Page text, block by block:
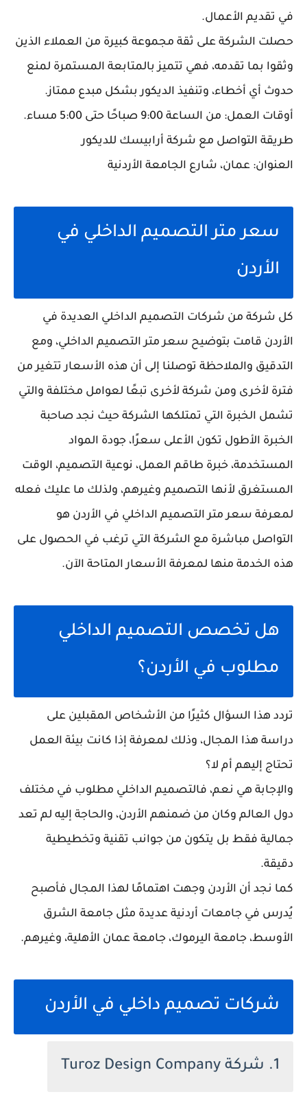
في تقديم الأعمال.
حصلت الشركة على ثقة مجموعة كبيرة من العملاء الذين
وثقوا بما تقدمه، فهي تتميز بالمتابعة المستمرة لمنع
حدوث أي أخطاء، وتنفيذ الديكور بشكل مبدع ممتاز.
أوقات العمل: من الساعة 9:00 صباحًا حتى 5:00 مساء.
طريقة التواصل مع شركة أرابيسك للديكور
العنوان: عمان، شارع الجامعة الأردنية
سعر متر التصميم الداخلي في
الأردن
كل شركة من شركات التصميم الداخلي العديدة في
الأردن قامت بتوضيح سعر متر التصميم الداخلي، ومع
التدقيق والملاحظة توصلنا إلى أن هذه الأسعار تتغير من
فترة لأخرى ومن شركة لأخرى تبعًا لعوامل مختلفة والتي
تشمل الخبرة التي تمتلكها الشركة حيث نجد صاحبة
الخبرة الأطول تكون الأعلى سعرًا، جودة المواد
المستخدمة، خبرة طاقم العمل، نوعية التصميم، الوقت
المستغرق لأنها التصميم وغيرهم، ولذلك ما عليك فعله
لمعرفة سعر متر التصميم الداخلي في الأردن هو
التواصل مباشرة مع الشركة التي ترغب في الحصول على
هذه الخدمة منها لمعرفة الأسعار المتاحة الآن.
هل تخصص التصميم الداخلي
مطلوب في الأردن؟
تردد هذا السؤال كثيرًا من الأشخاص المقبلين على
دراسة هذا المجال، وذلك لمعرفة إذا كانت بيئة العمل
تحتاج إليهم أم لا؟
والإجابة هي نعم، فالتصميم الداخلي مطلوب في مختلف
دول العالم وكان من ضمنهم الأردن، والحاجة إليه لم تعد
جمالية فقط بل يتكون من جوانب تقنية وتخطيطية
دقيقة.
كما نجد أن الأردن وجهت اهتمامًا لهذا المجال فأصبح
يُدرس في جامعات أردنية عديدة مثل جامعة الشرق
الأوسط، جامعة اليرموك، جامعة عمان الأهلية، وغيرهم.
شركات تصميم داخلي في الأردن
1. شركة Turoz Design Company